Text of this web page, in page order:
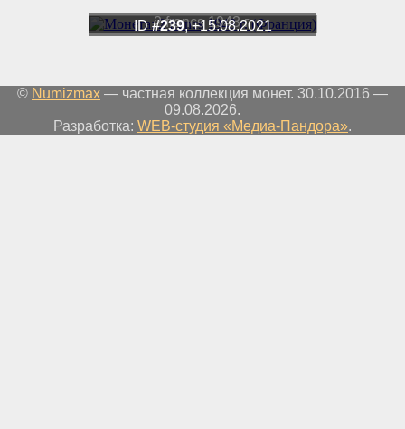
2 francs 1943 г.
ID#239, +15.08.2021
© Numizmax — частная коллекция монет. 30.10.2016 —
09.08.2026.
Разработка: WEB-студия «Медиа-Пандора».